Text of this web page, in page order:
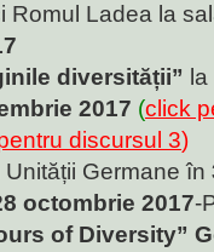
Romul Ladea la
diversității”
2017 (click
discursul 3)
Germane în
octombrie 2017-
of Diversity”